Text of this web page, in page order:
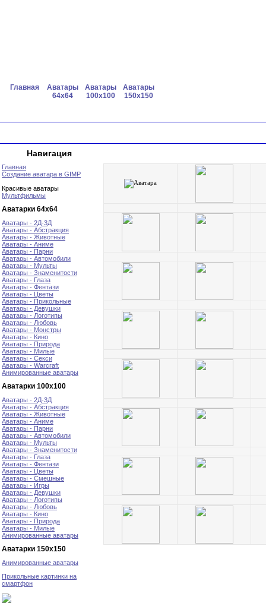
Главная
Аватары
64x64
Аватары
100x100
Аватары
150x150
Навигация
Главная
Создание аватара в GIMP
Красивые аватары
Мультфильмы
Аватарки 64х64
Аватары - 2Д-3Д
Аватары - Абстракция
Аватары - Животные
Аватары - Аниме
Аватары - Парни
Аватары - Автомобили
Аватары - Мульты
Аватары - Знаменитости
Аватары - Глаза
Аватары - Фентази
Аватары - Цветы
Аватары - Прикольные
Аватары - Девушки
Аватары - Логотипы
Аватары - Любовь
Аватары - Монстры
Аватары - Кино
Аватары - Природа
Аватары - Милые
Аватары - Секси
Аватары - Warcraft
Анимированные аватары
Аватарки 100х100
Аватары - 2Д-3Д
Аватары - Абстракция
Аватары - Животные
Аватары - Аниме
Аватары - Парни
Аватары - Автомобили
Аватары - Мульты
Аватары - Знаменитости
Аватары - Глаза
Аватары - Фентази
Аватары - Цветы
Аватары - Смешные
Аватары - Игры
Аватары - Девушки
Аватары - Логотипы
Аватары - Любовь
Аватары - Кино
Аватары - Природа
Аватары - Милые
Анимированные аватары
Аватарки 150х150
Анимированные аватары
Прикольные картинки на
смартфон